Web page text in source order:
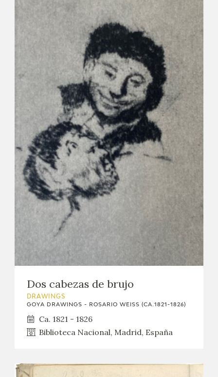
Dos cabezas de brujo
DRAWINGS
GOYA DRAWINGS - ROSARIO WEISS (CA.1821-1826)
Ca. 1821 - 1826
Biblioteca Nacional, Madrid, España